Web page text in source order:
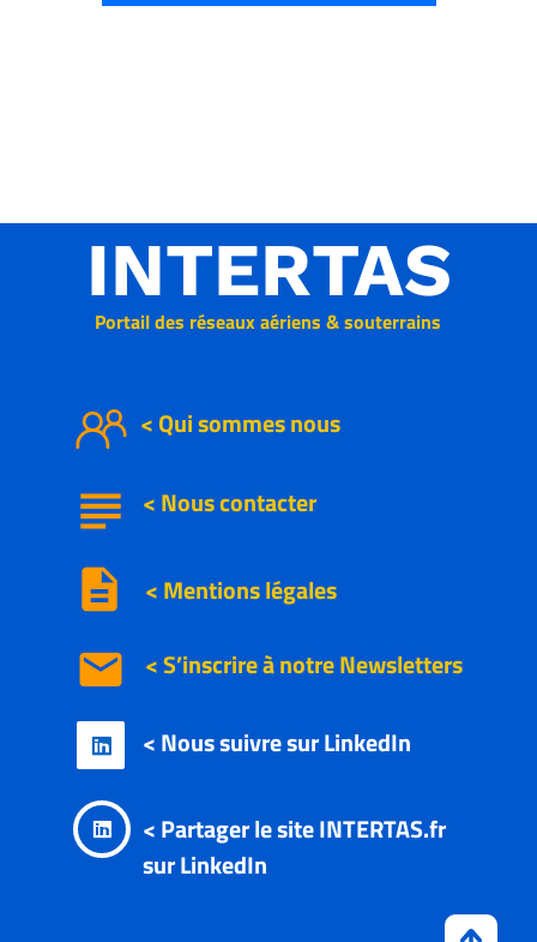
description
subject
email
INTERTAS
<Nouscontacter
< Nous suivre sur LinkedIn
< Qui sommes nous
< S’inscrire à notreNewsletters
< Mentions légales
Portail des réseaux aériens & souterrains
< Partager le site INTERTAS.fr
sur LinkedIn

